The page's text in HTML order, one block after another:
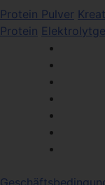
Protein Pulver
Protein